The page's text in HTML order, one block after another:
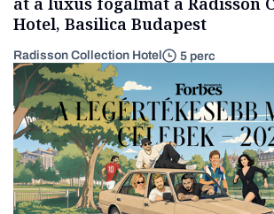
Hotel, Basilica Budapest
Radisson Collection Hotel 5 perc